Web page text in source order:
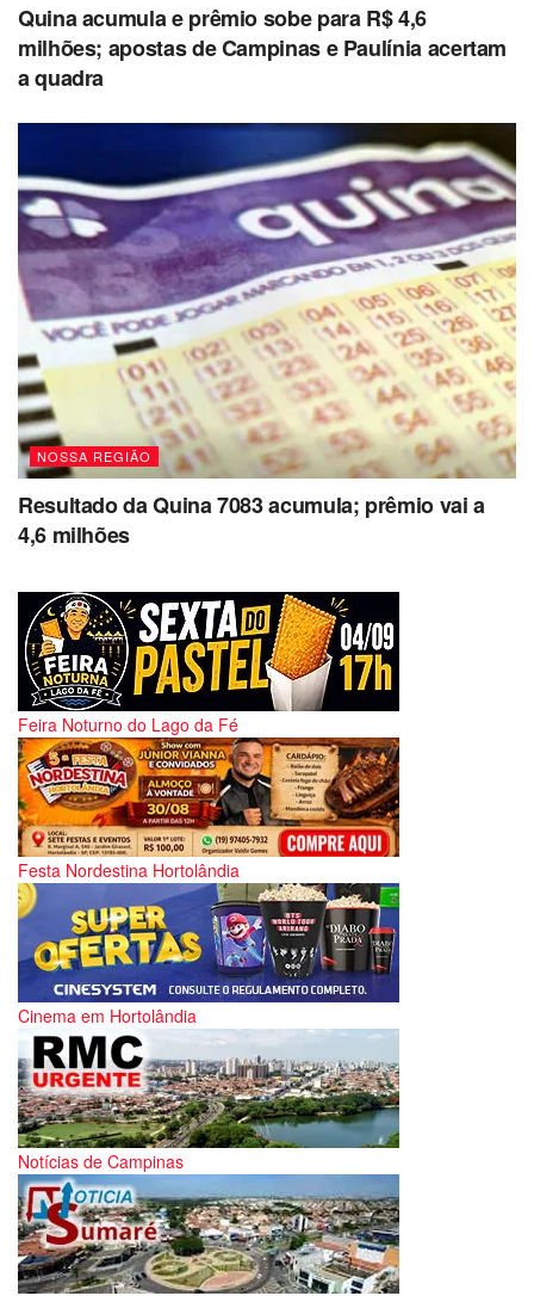
Quina acumula e prêmio sobe para R$ 4,6
milhões; apostas de Campinas e Paulínia acertam
a quadra
NOSSA REGIÃO
Resultado da Quina 7083 acumula; prêmio vai a
4,6 milhões
Feira Noturno do Lago da Fé
Festa Nordestina Hortolândia
Cinema em Hortolândia
Notícias de Campinas